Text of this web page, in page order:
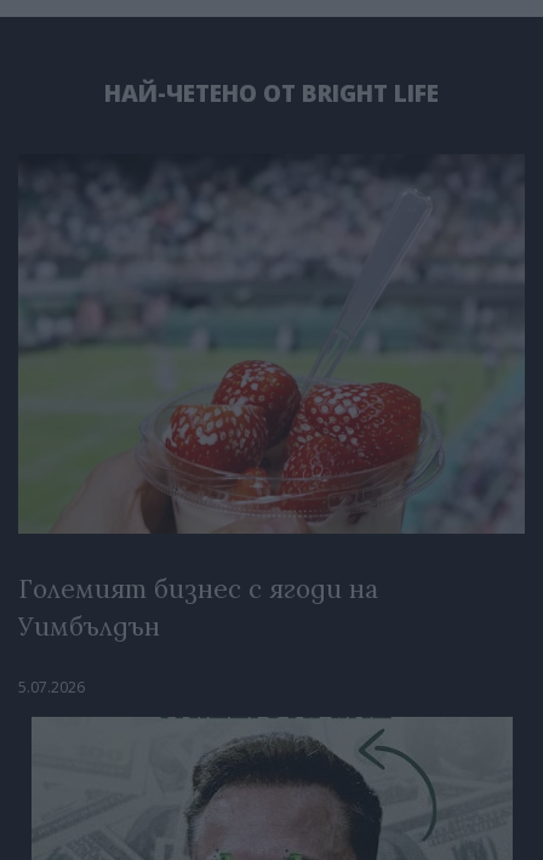
НАЙ-ЧЕТЕНО ОТ BRIGHT LIFE
Големият бизнес с ягоди на
Уимбълдън
5.07.2026